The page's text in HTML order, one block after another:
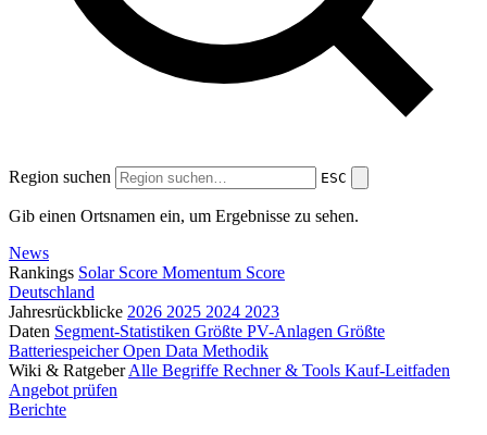
Region suchen ESC
Gib einen Ortsnamen ein, um Ergebnisse zu sehen.
News
Rankings Solar Score Momentum Score
Deutschland
Jahresrückblicke 2026 2025 2024 2023
Daten Segment-Statistiken Größte PV-Anlagen Größte
BatteriespeicherOpen Data Methodik
Wiki & Ratgeber Alle Begriffe Rechner & Tools Kauf-Leitfaden
Angebot prüfen
Berichte